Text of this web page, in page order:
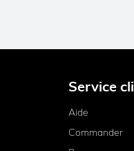
Service
Aide
Commander